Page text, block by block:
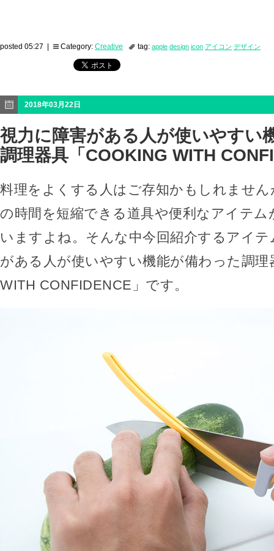
posted 05:27 | Category: Creative tag: apple design icon アイコン デザイン
2018年03月22日
視力に障害がある人が使いやすい
調理器具「COOKING WITH
料理をよくする人はご存知かもしれませ
の時間を短縮できる道具や便利なアイテ
いますよね。そんな中今回紹介するアイテ
がある人が使いやすい機能が備わった調理
WITH CONFIDENCE」です。